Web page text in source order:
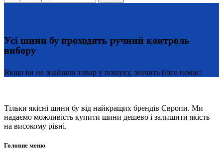
Усі шини бу проходять ручний контроль
вибору
Якщо ви не знайшли товар у пошуку, значить його немає!
Тільки якісні шини бу від найкращих брендів Європи. Ми
надаємо можливість купити шини дешево і залишити якість
на високому рівні.
Головне меню